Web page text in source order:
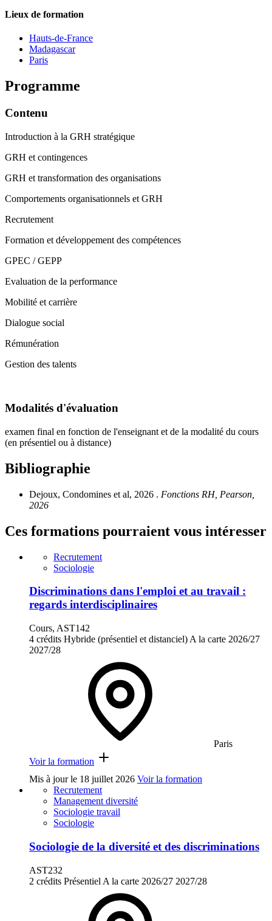
Lieux de formation
Hauts-de-France
Madagascar
Paris
Programme
Contenu
Introduction à la GRH stratégique
GRH et contingences
GRH et transformation des organisations
Comportements organisationnels et GRH
Recrutement
Formation et développement des compétences
GPEC / GEPP
Evaluation de la performance
Mobilité et carrière
Dialogue social
Rémunération
Gestion des talents
Modalités d'évaluation
examen final en fonction de l'enseignant et de la modalité du cours
(en présentiel ou à distance)
Bibliographie
Dejoux, Condomines et al, 2026 . Fonctions RH, Pearson,
2026
Ces formations pourraient vous intéresser
Recrutement
Sociologie
Discriminations dans l'emploi et au travail :
regards interdisciplinaires
Cours, AST142
4 crédits Hybride (présentiel et distanciel) A la carte 2026/27
2027/28
Paris
Voir la formation
Mis à jour le 18 juillet 2026 Voir la formation
Recrutement
Management diversité
Sociologie travail
Sociologie
Sociologie de la diversité et des discriminations
AST232
2 crédits Présentiel A la carte 2026/27 2027/28